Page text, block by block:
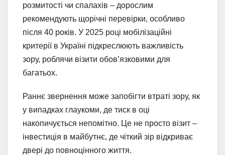
розмитості чи спалахів – дорослим
рекомендують щорічні перевірки, особливо
після 40 років. У 2025 році мобілізаційні
критерії в Україні підкреслюють важливість
зору, роблячи візити обов’язковими для
багатьох.
Раннє звернення може запобігти втраті зору, як
у випадках глаукоми, де тиск в оці
накопичується непомітно. Це не просто візит –
інвестиція в майбутнє, де чіткий зір відкриває
двері до повноцінного життя.